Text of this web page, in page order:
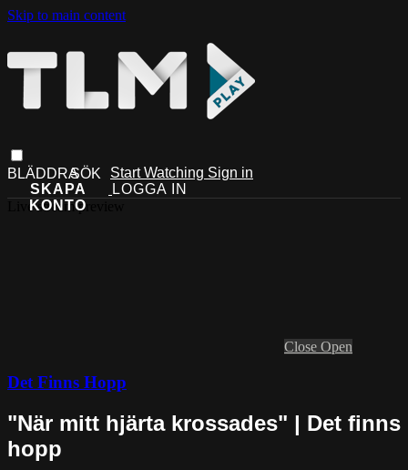
Skip to main content
Start Watching Sign in
Live stream preview
Close Open
Det Finns Hopp
"När mitt hjärta krossades" | Det finns
hopp